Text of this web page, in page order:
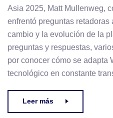
Asia 2025, Matt Mullenweg,
enfrentó preguntas retadoras
cambio y la evolución de la
preguntas y respuestas,
por conocer cómo se adapta
tecnológico en constante
Leer más